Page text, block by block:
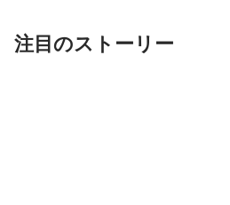
注目のストーリー